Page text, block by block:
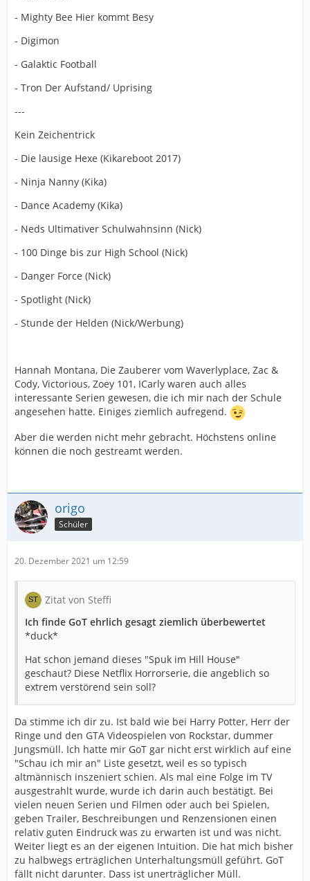
- Mighty Bee Hier kommt Besy
- Digimon
- Galaktic Football
- Tron Der Aufstand/ Uprising
---
Kein Zeichentrick
- Die lausige Hexe (Kikareboot 2017)
- Ninja Nanny (Kika)
- Dance Academy (Kika)
- Neds Ultimativer Schulwahnsinn (Nick)
- 100 Dinge bis zur High School (Nick)
- Danger Force (Nick)
- Spotlight (Nick)
- Stunde der Helden (Nick/Werbung)
Hannah Montana, Die Zauberer vom Waverlyplace, Zac &
Cody, Victorious, Zoey 101, ICarly waren auch alles
interessante Serien gewesen, die ich mir nach der Schule
angesehen hatte. Einiges ziemlich aufregend.
Aber die werden nicht mehr gebracht. Höchstens online
können die noch gestreamt werden.
origo
Schüler
20. Dezember 2021 um 12:59
Zitat von Steffi
Ich finde GoT ehrlich gesagt ziemlich überbewertet
*duck*
Hat schon jemand dieses "Spuk im Hill House"
geschaut? Diese Netflix Horrorserie, die angeblich so
extrem verstörend sein soll?
Da stimme ich dir zu. Ist bald wie bei Harry Potter, Herr der
Ringe und den GTA Videospielen von Rockstar, dummer
Jungsmüll. Ich hatte mir GoT gar nicht erst wirklich auf eine
"Schau ich mir an" Liste gesetzt, weil es so typisch
altmännisch inszeniert schien. Als mal eine Folge im TV
ausgestrahlt wurde, wurde ich darin auch bestätigt. Bei
vielen neuen Serien und Filmen oder auch bei Spielen,
geben Trailer, Beschreibungen und Renzensionen einen
relativ guten Eindruck was zu erwarten ist und was nicht.
Weiter liegt es an der eigenen Intuition. Die hat mich bisher
zu halbwegs erträglichen Unterhaltungsmüll geführt. GoT
fällt nicht darunter. Dass ist unerträglicher Müll.